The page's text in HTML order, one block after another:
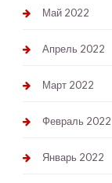
Май 2022
Апрель 2022
Март 2022
Февраль 2022
Январь 2022